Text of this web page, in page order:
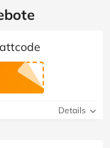
Details